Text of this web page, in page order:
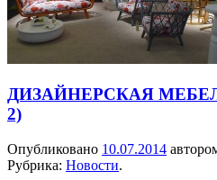
ДИЗАЙНЕРСКАЯ
2)
Опубликовано 10.07.2014
Рубрика: Новости.